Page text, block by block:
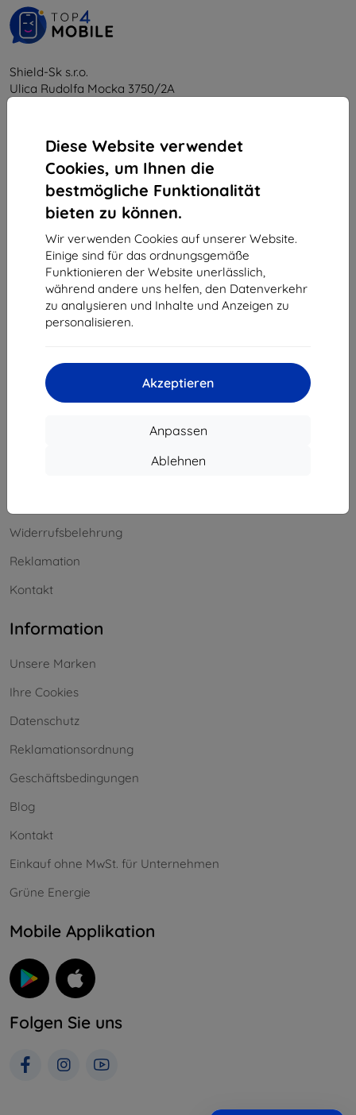
Diese Website verwendet
Cookies, um Ihnen die
bestmögliche Funktionalität
bieten zu können.
Wir verwenden Cookies auf unserer Website.
Einige sind für das ordnungsgemäße
Funktionieren der Website unerlässlich,
während andere uns helfen, den Datenverkehr
zu analysieren und Inhalte und Anzeigen zu
personalisieren.
Akzeptieren
Anpassen
Ablehnen
Shield-Sk s.r.o.
Ulica Rudolfa Mocka 3750/2A
USt-IdNr.:SK2023549671
Kontakt
info@top4mobile.eu
Schreiben Sie uns
Montag bis Freitag:
Online8:00 - 16:00
Widerrufsbelehrung
Reklamation
Kontakt
Information
Unsere Marken
Ihre Cookies
Datenschutz
Reklamationsordnung
Geschäftsbedingungen
Blog
Kontakt
Einkauf ohne MwSt. für Unternehmen
Grüne Energie
Mobile Applikation
Folgen Sie uns